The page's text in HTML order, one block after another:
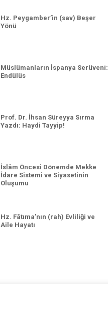
Hz. Peygamber’in (sav) Beşer
Yönü
Müslümanların İspanya Serüveni:
Endülüs
Prof. Dr. İhsan Süreyya Sırma
Yazdı: Haydi Tayyip!
İslâm Öncesi Dönemde Mekke
İdare Sistemi ve Siyasetinin
Oluşumu
Hz. Fâtıma’nın (rah) Evliliği ve
Aile Hayatı